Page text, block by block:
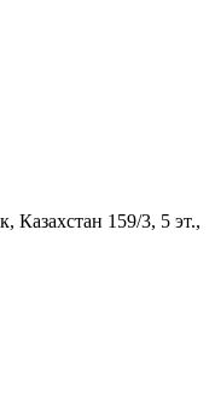
Казахстан 159/3, 5 эт.,